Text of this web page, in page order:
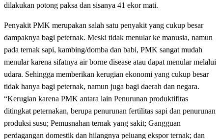
dilakukan potong paksa dan sisanya 41 ekor mati.
Penyakit PMK merupakan salah satu penyakit yang cukup besar
dampaknya bagi peternak. Meski tidak menular ke manusia, namun
pada ternak sapi, kambing/domba dan babi, PMK sangat mudah
menular karena sifatnya air borne disease atau dapat menular melalui
udara. Sehingga memberikan kerugian ekonomi yang cukup besar
tidak hanya bagi peternak, namun juga bagi daerah dan negara.
“Kerugian karena PMK antara lain Penurunan produktifitas
ditingkat peternakan, berupa penurunan fertilitas sapi dan penurunan
produksi susu; Pemusnahan ternak yang sakit; Gangguan
perdagangan domestik dan hilangnya peluang ekspor ternak; dan